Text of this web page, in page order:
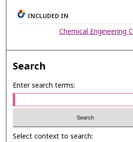
INCLUDED IN
Chemical Engineering
Search
Enter search terms:
Select context to search: